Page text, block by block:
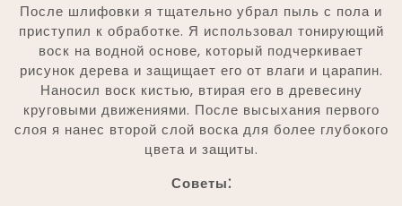
После шлифовки я тщательно убрал пыль с пола и
приступил к обработке. Я использовал тонирующий
воск на водной основе, который подчеркивает
рисунок дерева и защищает его от влаги и царапин.
Наносил воск кистью, втирая его в древесину
круговыми движениями. После высыхания первого
слоя я нанес второй слой воска для более глубокого
цвета и защиты.
Советы⁚